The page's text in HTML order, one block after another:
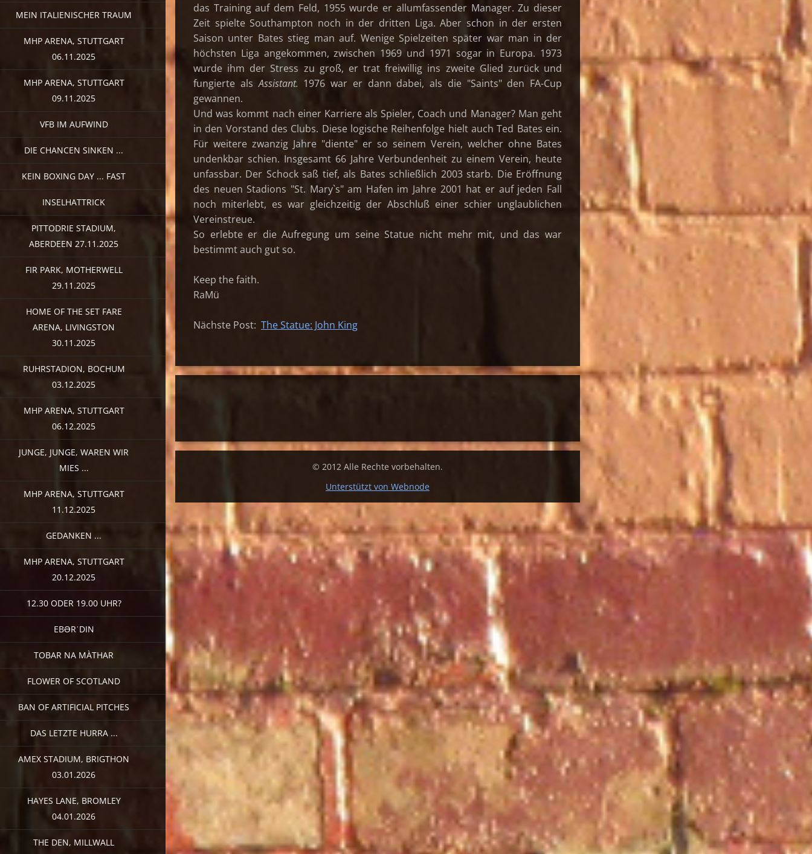
MEIN ITALIENISCHER TRAUM
MHP ARENA, STUTTGART
06.11.2025
MHP ARENA, STUTTGART
09.11.2025
VFB IM AUFWIND
DIE CHANCEN SINKEN ...
KEIN BOXING DAY ... FAST
INSELHATTRICK
PITTODRIE STADIUM,
ABERDEEN 27.11.2025
FIR PARK, MOTHERWELL
29.11.2025
HOME OF THE SET FARE
ARENA, LIVINGSTON
30.11.2025
RUHRSTADION, BOCHUM
03.12.2025
MHP ARENA, STUTTGART
06.12.2025
JUNGE, JUNGE, WAREN WIR
MIES ...
MHP ARENA, STUTTGART
11.12.2025
GEDANKEN ...
MHP ARENA, STUTTGART
20.12.2025
12.30 ODER 19.00 UHR?
EBƏRˈDIN
TOBAR NA MÀTHAR
FLOWER OF SCOTLAND
BAN OF ARTIFICIAL PITCHES
DAS LETZTE HURRA ...
AMEX STADIUM, BRIGTHON
03.01.2026
HAYES LANE, BROMLEY
04.01.2026
THE DEN, MILLWALL
das Training auf dem Feld, 1955 wurde er allumfassender Manager. Zu dieser
Zeit spielte Southampton noch in der dritten Liga. Aber schon in der ersten
Saison unter Bates stieg man auf. Wenige Spielzeiten später war man in der
höchsten Liga angekommen, zwischen 1969 und 1971 sogar in Europa. 1973
wurde ihm der Stress zu groß, er trat freiwillig ins zweite Glied zurück und
fungierte alsAssistant. 1976 war er dann dabei, als die "Saints" den FA-Cup
gewannen.
Und was kommt nach einer Karriere als Spieler, Coach und Manager? Man geht
in den Vorstand des Clubs. Diese logische Reihenfolge hielt auch Ted Bates ein.
Für weitere zwanzig Jahre "diente" er so seinem Verein, welcher ohne Bates
undenkbar schien. Insgesamt 66 Jahre Verbundenheit zu einem Verein, heute
unfassbar. Der Schock saß tief, als Bates schließlich 2003 starb. Die Eröffnung
des neuen Stadions "St. Mary`s" am Hafen im Jahre 2001 hat er auf jeden Fall
noch miterlebt, es war gleichzeitig der Abschluß einer schier unglaublichen
Vereinstreue.
So erlebte er die Aufregung um seine Statue nicht mehr mit, und das war
bestimmt auch gut so.
Keep the faith.
RaMü
Nächste Post: The Statue: John King
© 2012 Alle Rechte vorbehalten.
Unterstützt von Webnode